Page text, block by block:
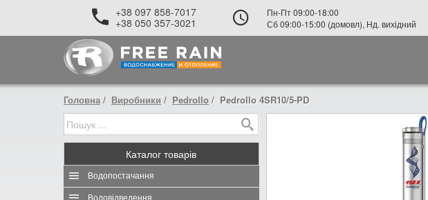
+38 097 858-7017
+38 050 357-3021
Пн-Пт 09:00-18:00
Сб 09:00-15:00 (домовл), Нд. вихідний
Головна Виробники Pedrollo Pedrollo 4SR10/5-PD
Каталог товарів
Водопостачання
Водовідведення